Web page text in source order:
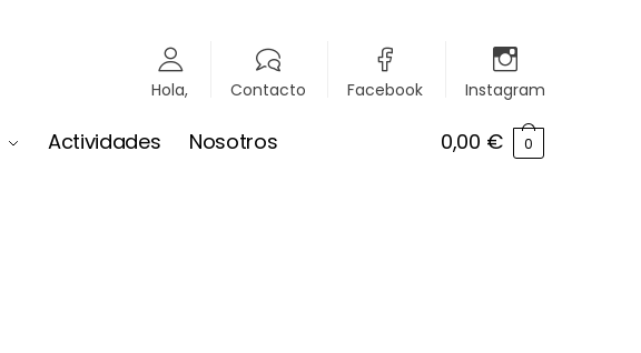
Hola, Contacto Facebook Instagram
Actividades Nosotros 0,00 € 0